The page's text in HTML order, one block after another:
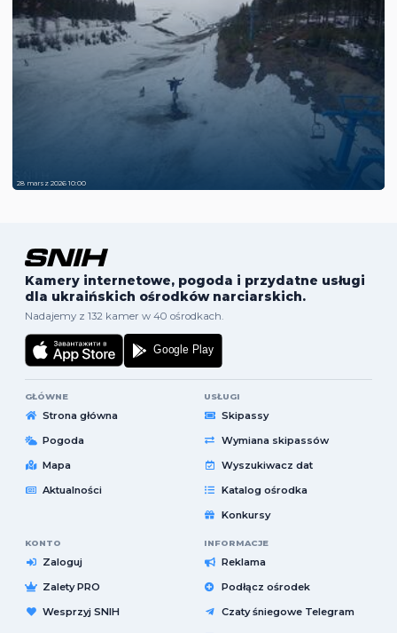
28 marsz 2026 10:00
Kamery internetowe, pogoda i przydatne usługi
dla ukraińskich ośrodków narciarskich.
Nadajemy z 132 kamer w 40 ośrodkach.
GŁÓWNE
Strona główna
Pogoda
Mapa
Aktualności
USŁUGI
Skipassy
Wymiana skipassów
Wyszukiwacz dat
Katalog ośrodka
Konkursy
KONTO
Zaloguj
Zalety PRO
Wesprzyj SNIH
INFORMACJE
Reklama
Podłącz ośrodek
Czaty śniegowe Telegram